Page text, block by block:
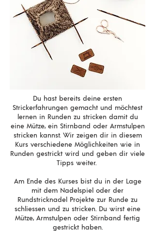
Du hast bereits deine ersten
Strickerfahrungen gemacht und möchtest
lernen in Runden zu stricken damit du
eine Mütze, ein Stirnband oder Armstulpen
stricken kannst. Wir zeigen dir in diesem
Kurs verschiedene Möglichkeiten wie in
Runden gestrickt wird und geben dir viele
Tipps weiter.
Am Ende des Kurses bist du in der Lage
mit dem Nadelspiel oder der
Rundstricknadel Projekte zur Runde zu
schliessen und zu stricken. Du wirst eine
Mütze, Armstulpen oder Stirnband fertig
gestrickt haben.